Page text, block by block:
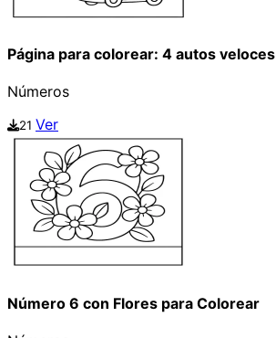
Página para colorear: 4 autos veloces
Números
21 Ver
Número 6 con Flores para Colorear